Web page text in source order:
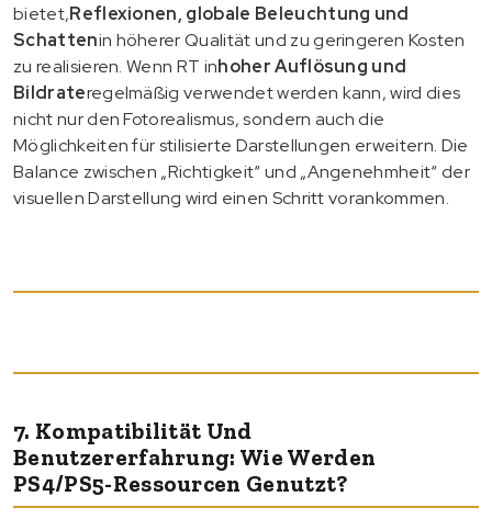
bietet,Reflexionen, globale Beleuchtung und
Schattenin höherer Qualität und zu geringeren Kosten
zu realisieren. Wenn RT inhoher Auflösung und
Bildrateregelmäßig verwendet werden kann, wird dies
nicht nur den Fotorealismus, sondern auch die
Möglichkeiten für stilisierte Darstellungen erweitern. Die
Balance zwischen „Richtigkeit“ und „Angenehmheit“ der
visuellen Darstellung wird einen Schritt vorankommen.
7. Kompatibilität Und
Benutzererfahrung: Wie Werden
PS4/PS5-Ressourcen Genutzt?